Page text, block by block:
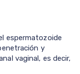
espermatozoide
y
vaginal, es decir,